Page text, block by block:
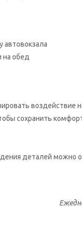
автовокзала
на обед
воздействие
сохранить
деталей можно